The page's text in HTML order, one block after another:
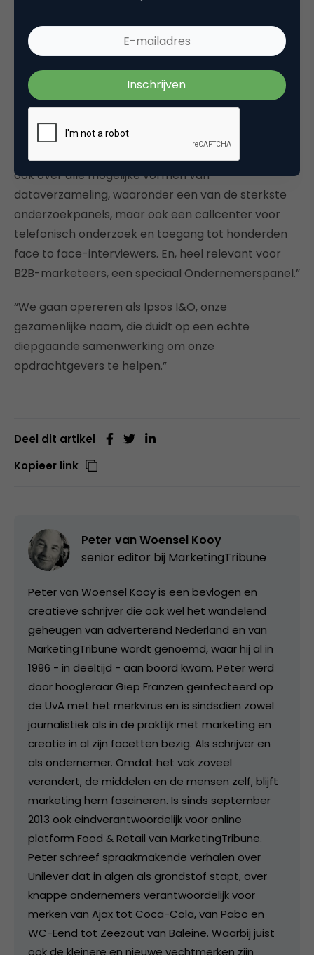
profit als commerciële opdrachtgevers te
versnellen.
We kunnen opdrachtgevers het beste van twee
werelden bieden: toegang tot een veel breder
scala aan wereldklasse methoden en technieken,
science en AI; punten waar Ipsos traditioneel in
Nederland de sterkste in is. I&O beschikt daarnaast
ook over alle mogelijke vormen van
dataverzameling, waaronder een van de sterkste
onderzoekpanels, maar ook een callcenter voor
telefonisch onderzoek en toegang tot honderden
face to face-interviewers. En, heel relevant voor
B2B-marketeers, een speciaal Ondernemerspanel.”
“We gaan opereren als Ipsos I&O, onze
gezamenlijke naam, die duidt op een echte
diepgaande samenwerking om onze
opdrachtgevers te helpen.”
Deel dit artikel
Kopieer link
Peter van Woensel Kooy
senior editor bij MarketingTribune
Peter van Woensel Kooy is een bevlogen en
creatieve schrijver die ook wel het wandelend
geheugen van adverterend Nederland en van
MarketingTribune wordt genoemd, waar hij al in
1996 - in deeltijd - aan boord kwam. Peter werd
door hoogleraar Giep Franzen geïnfecteerd op
de UvA met het merkvirus en is sindsdien zowel
journalistiek als in de praktijk met marketing en
creatie in al zijn facetten bezig. Als schrijver en
als ondernemer. Omdat het vak zoveel
verandert, de middelen en de mensen zelf, blijft
marketing hem fascineren. Is sinds september
2013 ook eindverantwoordelijk voor online
platform Food & Retail van MarketingTribune.
Peter schreef spraakmakende verhalen over
Unilever dat in algen als grondstof stapt, over
knappe ondernemers verantwoordelijk voor
merken van Ajax tot Coca-Cola, van Pabo en
WC-Eend tot Zeezout van Baleine. Waarbij juist
ook de kleinere en nieuwe vechtmerken zijn